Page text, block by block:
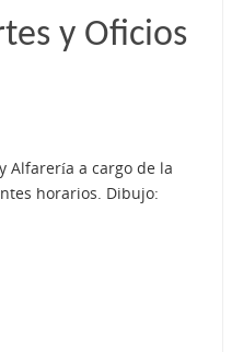
y Oficios
Alfarería a cargo de la
horarios. Dibujo: